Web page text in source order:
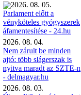
2026. 08. 05.
Parlament előtt a
vényköteles gyógyszerek
áfamentesítése - 24.hu
2026. 08. 04.
Nem zárult be minden
ajtó: több slágerszak is
nyitva maradt az SZTE-n
- delmagyar.hu
2026. 08. 03.